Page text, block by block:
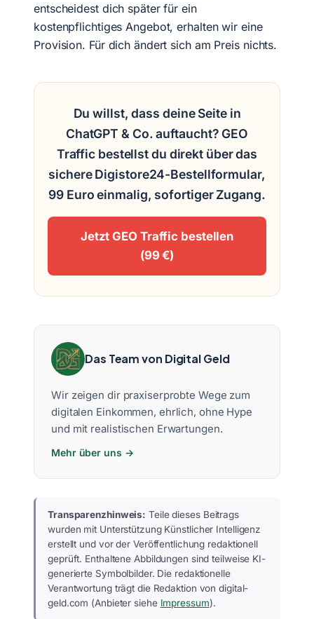
entscheidest dich später für ein
kostenpflichtiges Angebot, erhalten wir eine
Provision. Für dich ändert sich am Preis nichts.
Du willst, dass deine Seite in
ChatGPT & Co. auftaucht? GEO
Traffic bestellst du direkt über das
sichere Digistore24-Bestellformular,
99 Euro einmalig, sofortiger Zugang.
Jetzt GEO Traffic bestellen
(99 €)
Das Team von Digital Geld
Wir zeigen dir praxiserprobte Wege zum
digitalen Einkommen, ehrlich, ohne Hype
und mit realistischen Erwartungen.
Mehr über uns →
Transparenzhinweis: Teile dieses Beitrags
wurden mit Unterstützung Künstlicher Intelligenz
erstellt und vor der Veröffentlichung redaktionell
geprüft. Enthaltene Abbildungen sind teilweise KI-
generierte Symbolbilder. Die redaktionelle
Verantwortung trägt die Redaktion von digital-
geld.com (Anbieter siehe Impressum).